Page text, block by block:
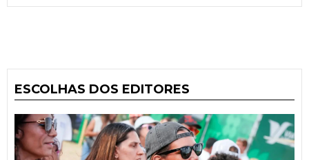
ESCOLHAS DOS EDITORES